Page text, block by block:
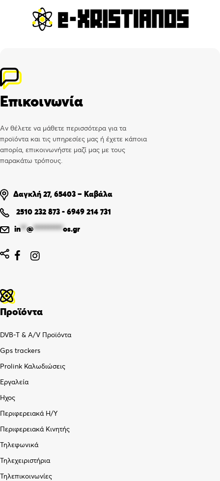
Επικοινωνία
Αν θέλετε να μάθετε περισσότερα για τα
προϊόντα και τις υπηρεσίες μας ή έχετε κάποια
απορία, επικοινωνήστε μαζί μας με τους
παρακάτω τρόπους.
Δαγκλή 27, 65403 – Καβάλα
2510 232 873 - 6949 214 731
in**@**********os.gr
 
Προϊόντα
DVB-T & A/V Προϊόντα
Gps trackers
Prolink Καλωδιώσεις
Εργαλεία
Ήχος
Περιφερειακά Η/Υ
Περιφερειακά Κινητής
Τηλεφωνικά
Τηλεχειριστήρια
Τηλεπικοινωνίες